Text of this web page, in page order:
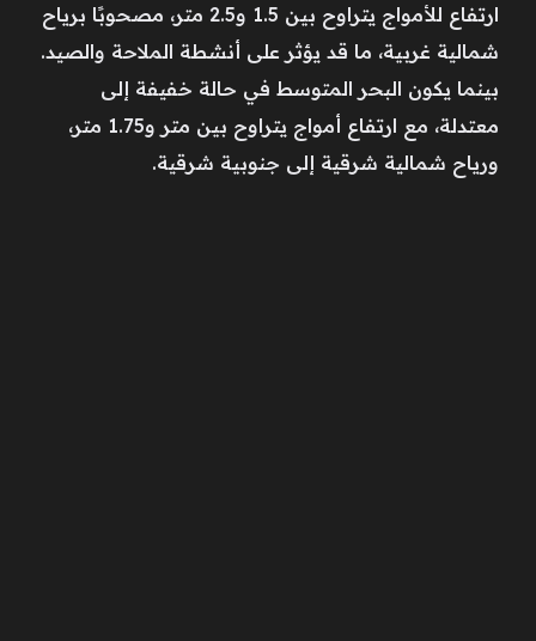
ارتفاع للأمواج يتراوح بين 1.5 و2.5 متر، مصحوبًا برياح
شمالية غربية، ما قد يؤثر على أنشطة الملاحة والصيد.
بينما يكون البحر المتوسط في حالة خفيفة إلى
معتدلة، مع ارتفاع أمواج يتراوح بين متر و1.75 متر،
ورياح شمالية شرقية إلى جنوبية شرقية.